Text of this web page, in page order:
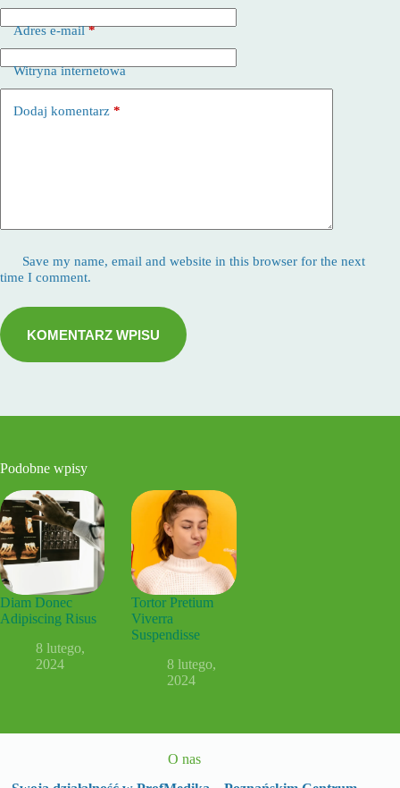
Adres e-mail*
Witryna internetowa
Dodaj komentarz *
Save my name, email and website in this browser for the next
time I comment.
KOMENTARZ WPISU
Podobne wpisy
Diam Donec
Adipiscing Risus
8 lutego,
2024
Tortor Pretium
Viverra
Suspendisse
8 lutego,
2024
O nas